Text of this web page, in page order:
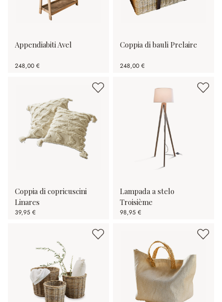
Appendiabiti Avel
248,00 €
Coppia di bauli Prelaire
248,00 €
Coppia di copricuscini
Linares
39,95 €
Lampada a stelo
Troisième
98,95 €